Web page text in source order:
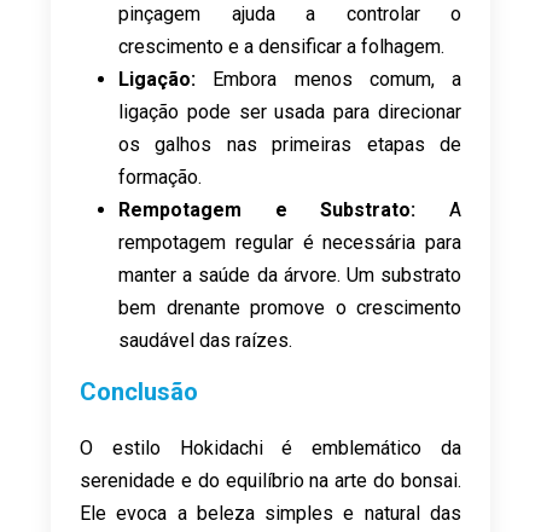
pinçagem ajuda a controlar o
crescimento e a densificar a folhagem.
Ligação: Embora menos comum, a
ligação pode ser usada para direcionar
os galhos nas primeiras etapas de
formação.
Rempotagem e Substrato: A
rempotagem regular é necessária para
manter a saúde da árvore. Um substrato
bem drenante promove o crescimento
saudável das raízes.
Conclusão
O estilo Hokidachi é emblemático da
serenidade e do equilíbrio na arte do bonsai.
Ele evoca a beleza simples e natural das